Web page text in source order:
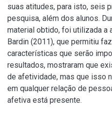
suas atitudes, para isto, seis
pesquisa, além dos alunos.
material obtido, foi utilizada a
Bardin (2011), que permitiu
características que serão
resultados, mostraram que
de afetividade, mas que isso
em qualquer relação de
afetiva está presente.